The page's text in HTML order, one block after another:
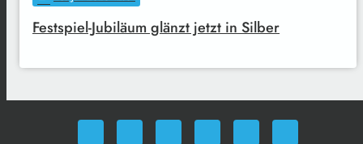
Festspiel-Jubiläum glänzt jetzt in Silber